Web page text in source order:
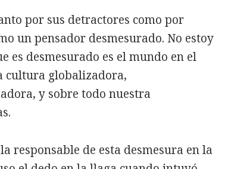
por sus detractores como por
un pensador desmesurado. No estoy
es desmesurado es el mundo en el
cultura globalizadora,
y sobre todo nuestra
responsable de esta desmesura en la